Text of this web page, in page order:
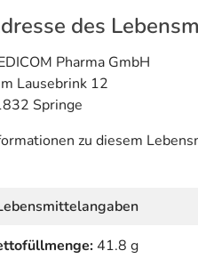
des
Pharma GmbH
Lausebrink 12
Springe
zu diesem
41.8 g